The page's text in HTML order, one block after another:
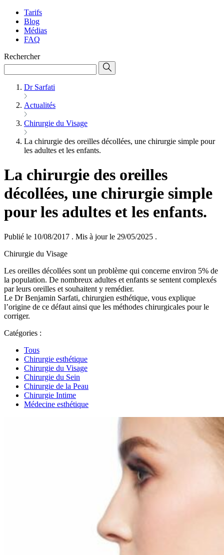
Tarifs
Blog
Médias
FAQ
Rechercher
Dr Sarfati
Actualités
Chirurgie du Visage
La chirurgie des oreilles décollées, une chirurgie simple pour
les adultes et les enfants.
La chirurgie des oreilles
décollées, une chirurgie simple
pour les adultes et les enfants.
Publié le 10/08/2017 . Mis à jour le 29/05/2025 .
Chirurgie du Visage
Les oreilles décollées sont un problème qui concerne environ 5% de
la population. De nombreux adultes et enfants se sentent complexés
par leurs oreilles et souhaitent y remédier.
Le Dr Benjamin Sarfati, chirurgien esthétique, vous explique
l’origine de ce défaut ainsi que les méthodes chirurgicales pour le
corriger.
Catégories :
Tous
Chirurgie esthétique
Chirurgie du Visage
Chirurgie du Sein
Chirurgie de la Peau
Chirurgie Intime
Médecine esthétique